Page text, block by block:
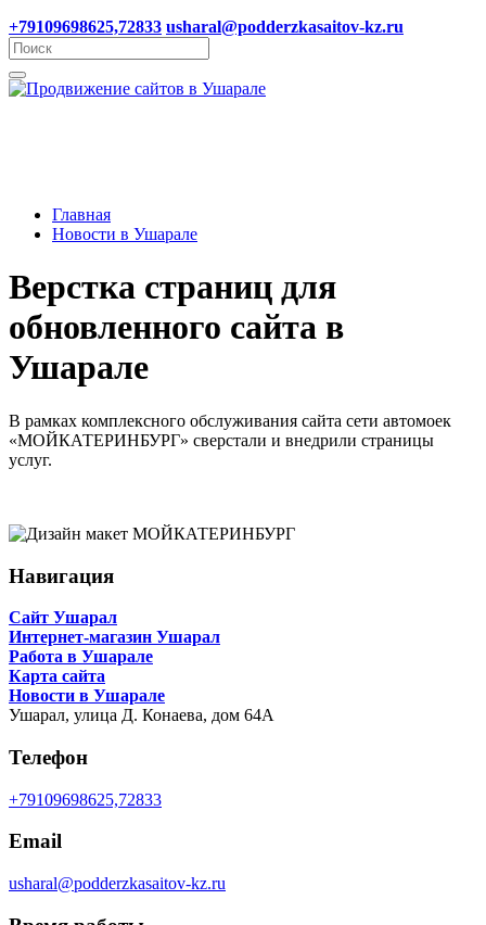
+79109698625,72833 usharal@podderzkasaitov-kz.ru
Главная
Новости в Ушарале
Верстка страниц для
обновленного сайта в
Ушарале
В рамках комплексного обслуживания сайта сети автомоек
«МОЙКАТЕРИНБУРГ» сверстали и внедрили страницы
услуг.
Навигация
Сайт Ушарал
Интернет-магазин Ушарал
Работа в Ушарале
Карта сайта
Новости в Ушарале
Ушарал, улица Д. Конаева, дом 64А
Телефон
+79109698625,72833
Email
usharal@podderzkasaitov-kz.ru